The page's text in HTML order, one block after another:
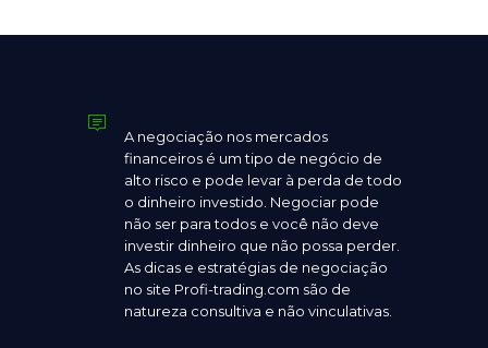
A negociação nos mercados
financeiros é um tipo de negócio de
alto risco e pode levar à perda de todo
o dinheiro investido. Negociar pode
não ser para todos e você não deve
investir dinheiro que não possa perder.
As dicas e estratégias de negociação
no site Profi-trading.com são de
natureza consultiva e não vinculativas.